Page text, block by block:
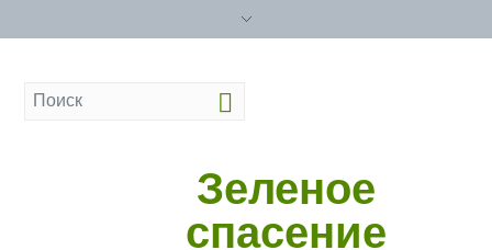
Зеленое
спасение